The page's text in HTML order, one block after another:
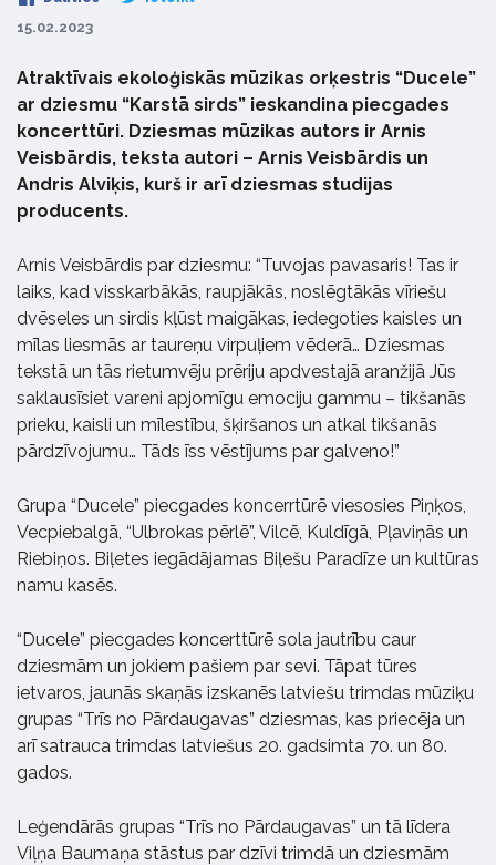
15.02.2023
Atraktīvais ekoloģiskās mūzikas orķestris “Ducele”
ar dziesmu “Karstā sirds” ieskandina piecgades
koncerttūri. Dziesmas mūzikas autors ir Arnis
Veisbārdis, teksta autori – Arnis Veisbārdis un
Andris Alviķis, kurš ir arī dziesmas studijas
producents.
Arnis Veisbārdis par dziesmu: “Tuvojas pavasaris! Tas ir
laiks, kad visskarbākās, raupjākās, noslēgtākās vīriešu
dvēseles un sirdis kļūst maigākas, iedegoties kaisles un
mīlas liesmās ar taureņu virpuļiem vēderā… Dziesmas
tekstā un tās rietumvēju prēriju apdvestajā aranžijā Jūs
saklausīsiet vareni apjomīgu emociju gammu – tikšanās
prieku, kaisli un mīlestību, šķiršanos un atkal tikšanās
pārdzīvojumu… Tāds īss vēstījums par galveno!”
Grupa “Ducele” piecgades koncerrtūrē viesosies Piņķos,
Vecpiebalgā, “Ulbrokas pērlē”, Vilcē, Kuldīgā, Pļaviņās un
Riebiņos. Biļetes iegādājamas Biļešu Paradīze un kultūras
namu kasēs.
“Ducele” piecgades koncerttūrē sola jautrību caur
dziesmām un jokiem pašiem par sevi. Tāpat tūres
ietvaros, jaunās skaņās izskanēs latviešu trimdas mūziķu
grupas “Trīs no Pārdaugavas” dziesmas, kas priecēja un
arī satrauca trimdas latviešus 20. gadsimta 70. un 80.
gados.
Leģendārās grupas “Trīs no Pārdaugavas” un tā līdera
Viļņa Baumaņa stāstus par dzīvi trimdā un dziesmām